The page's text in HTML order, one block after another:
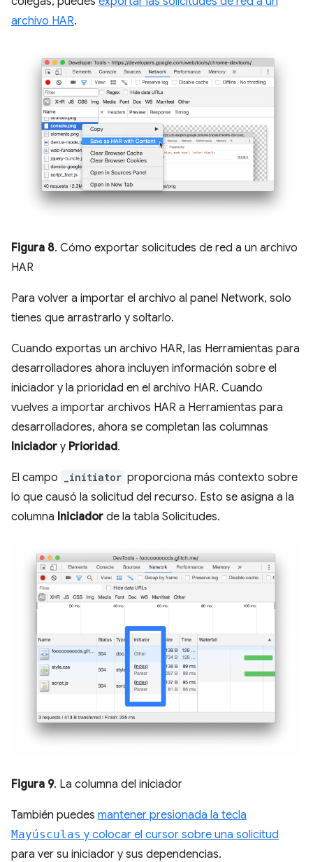
archivo HAR.
Figura 8. Cómo exportar solicitudes de red a un archivo
HAR
Para volver a importar el archivo al panel Network, solo
tienes que arrastrarlo y soltarlo.
Cuando exportas un archivo HAR, las Herramientas para
desarrolladores ahora incluyen información sobre el
iniciador y la prioridad en el archivo HAR. Cuando
vuelves a importar archivos HAR a Herramientas para
desarrolladores, ahora se completan las columnas
Iniciador y Prioridad.
El campo _initiator proporciona más contexto sobre
lo que causó la solicitud del recurso. Esto se asigna a la
columna Iniciador de la tabla Solicitudes.
Figura 9. La columna del iniciador
También puedes mantener presionada la tecla
Mayúsculas y colocar el cursor sobre una solicitud
para ver su iniciador y sus dependencias.